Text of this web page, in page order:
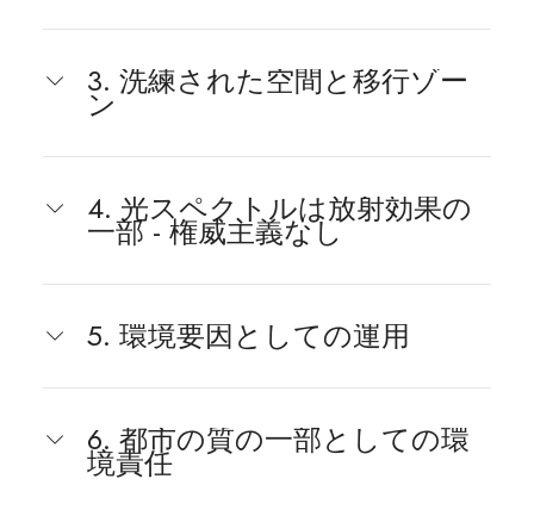
3. 洗練された空間と移行ゾー
ン
4. 光スペクトルは放射効果の
一部 - 権威主義なし
5. 環境要因としての運用
6. 都市の質の一部としての環
境責任